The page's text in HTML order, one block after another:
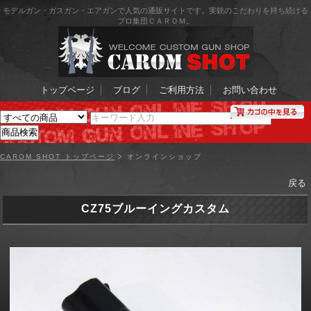
モデルガン・ガスガン・エアガンで人気の通販サイトです。実銃のこだわりを持ち続ける
プロ集団ＣＡＲＯＭ。
トップページ ブログ ご利用方法 お問い合わせ
CAROM SHOT トップページ オンラインショップ
戻る
CZ75ブルーイングカスタム